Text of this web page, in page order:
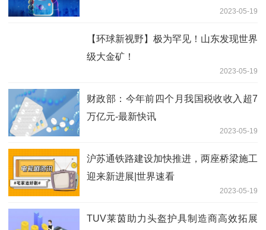
2023-05-19
【环球新视野】极为罕见！山东发现世界
级大金矿！
2023-05-19
财政部：今年前四个月我国税收收入超7
万亿元-最新快讯
2023-05-19
沪苏通铁路建设加快推进，两座桥梁施工
迎来新进展|世界速看
2023-05-19
TUV莱茵助力头盔护具制造商高效拓展